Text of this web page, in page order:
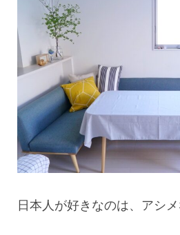
日本人が好きなのは、アシメ